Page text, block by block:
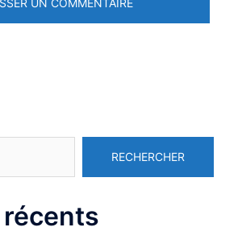
RECHERCHER